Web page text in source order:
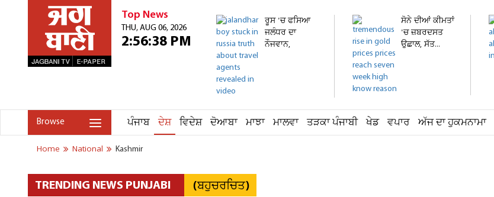
Top News
THU, AUG 06, 2026
2:56:38 PM
ਰੂਸ 'ਚ ਫਸਿਆ
ਜਲੰਧਰ ਦਾ
ਨੌਜਵਾਨ,
ਸੋਨੇ ਦੀਆਂ ਕੀਮਤਾਂ
'ਚ ਜ਼ਬਰਦਸਤ
ਉਛਾਲ, ਸੱਤ...
Browse ਪੰਜਾਬ ਦੇਸ਼ ਵਿਦੇਸ਼ ਦੋਆਬਾ ਮਾਝਾ ਮਾਲਵਾ ਤੜਕਾ ਪੰਜਾਬੀ ਖੇਡ ਵਪਾਰ ਅੱਜ ਦਾ ਹੁਕਮਨਾਮਾ
Home National Kashmir
TRENDING NEWS PUNJABI (ਬਹੁਚਰਚਿਤ)